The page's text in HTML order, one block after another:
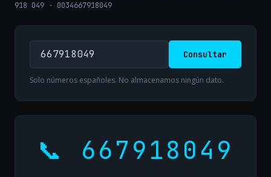
918 049 · 0034667918049
Consultar
Solo números españoles. No almacenamos ningún dato.
📞 667918049